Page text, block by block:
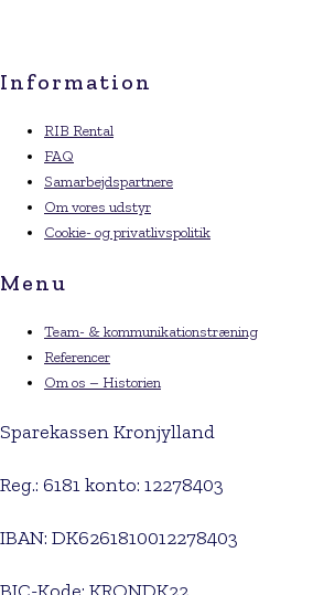
Information
RIB Rental
FAQ
Samarbejdspartnere
Om vores udstyr
Cookie- og privatlivspolitik
Menu
Team- & kommunikationstræning
Referencer
Om os – Historien
Sparekassen Kronjylland
Reg.: 6181 konto: 12278403
IBAN: DK6261810012278403